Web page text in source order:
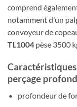
comprend
notamment d’un
convoyeur de
TL1004 pèse 3500
perçage
profondeur de